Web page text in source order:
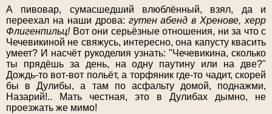
А пивовар, сумасшедший влюблённый, взял, да и
переехал на наши дрова: гутен абенд в Хренове, херр
Флигенпильц!Вот они серьёзные отношения, ни за что с
Чечевикиной не свяжусь, интересно, она капусту квасить
умеет? И насчёт рукоделия узнать: "Чечевикина, сколько
ты прядёшь за день, на одну паутину или на две?"
Дождь-то вот-вот польёт, а торфяник где-то чадит, скорей
бы в Дулибы, а там по асфальту домой, поднажми,
Назарий!.. Мать честная, это в Дулибах дымно, не
проезжать же мимо!